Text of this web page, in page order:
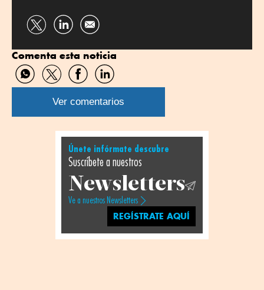
Compartir
Twitter
Compartir
Linkedin
Comenta esta noticia
Compartir
por
WhatsApp
Compartir
por
Twitter
Compartir
por
Facebook
Compartir
por
Linkedin
Ver comentarios
Únete infórmate descubre
Suscríbete a nuestros
Newsletters
Ve a nuestros Newsletters
REGÍSTRATE AQUÍ